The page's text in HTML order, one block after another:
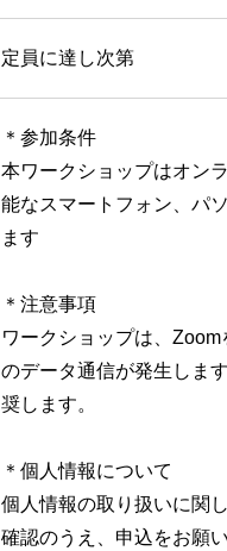
定員に達し次第
＊参加条件
本ワークショップはオン
能なスマートフォン、パ
ます
＊注意事項
ワークショップは、
のデータ通信が発生しま
奨します。
＊個人情報について
個人情報の取り扱いに関
確認のうえ、申込をお願